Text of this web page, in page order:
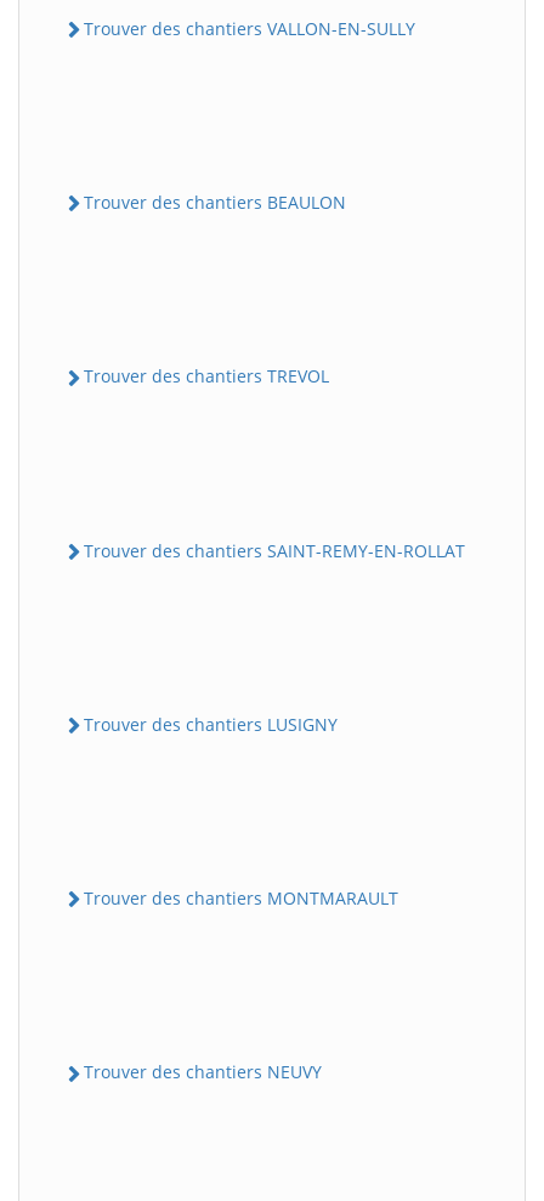
Trouver des chantiers VALLON-EN-SULLY
Trouver des chantiers BEAULON
Trouver des chantiers TREVOL
Trouver des chantiers SAINT-REMY-EN-ROLLAT
Trouver des chantiers LUSIGNY
Trouver des chantiers MONTMARAULT
Trouver des chantiers NEUVY